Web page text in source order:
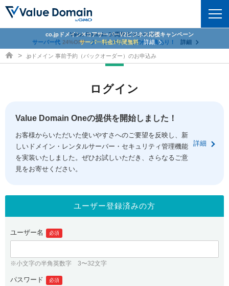
ドメイン
ドメイントップ
ドメイン移管
ドメイン価格一覧
ドメイン一括検索
.jpドメインオークション
gTLDオークション NEW!
.jpドメインバックオーダー
プレミアムドメイン
人気ドメインの種類
コアサーバー
バリューサーバー
XREA
セキュリティトップ
Value Domain ネットde診断
SSL証明書
サービストップ
お得意様割引
紹介制度
バリュードメインAPI
ドメイン・ホスティングOEM
facebook
ログイン
従来のバリュードメインをご利用希望の方
ユーザー登録
Value Domain 24周年キャンペーン
サーバー代 24%OFF クーポンGET＆その他特典あり！ 詳細
co.jpドメイン✕コアサーバーV2ビジネス応援キャンペーン
サーバー料金1年間無料
詳細
ドメイン取得ならバリュードメイン
.jpドメイン 事前予約（バックオーダー）のお申込み
ログイン
Value Domain Oneの提供を開始しました！
お客様からいただいた使いやすさへのご要望を反映し、新
しいドメイン・レンタルサーバー・セキュリティ管理機能
を実装いたしました。ぜひお試しいただき、さらなるご意
見をお寄せください。
詳細
ユーザー登録済みの方
ユーザー名 必須
※小文字の半角英数字 3〜32文字
パスワード 必須